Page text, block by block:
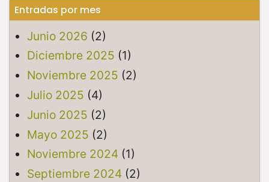
Entradas por mes
Junio 2026 (2)
Diciembre 2025 (1)
Noviembre 2025 (2)
Julio 2025 (4)
Junio 2025 (2)
Mayo 2025 (2)
Noviembre 2024(1)
Septiembre 2024(2)